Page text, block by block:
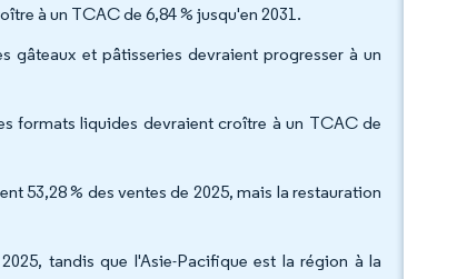
à un TCAC de 6,84 % jusqu'en 2031.
gâteaux et pâtisseries devraient progresser à un
formats liquides devraient croître à un TCAC de
53,28 % des ventes de 2025, mais la restauration
tandis que l'Asie-Pacifique est la région à la